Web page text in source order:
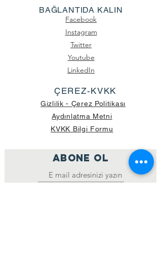
BAĞLANTIDA KALIN
Facebook
Instagram
Twitter
Youtube
LinkedIn
ÇEREZ-KVKK
Gizlilik - Çerez Politikası
Aydınlatma Metni
KVKK Bilgi Formu
ABONE OL